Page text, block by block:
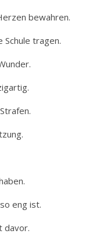
bewahren.
Schule tragen.
eng ist.
davor.